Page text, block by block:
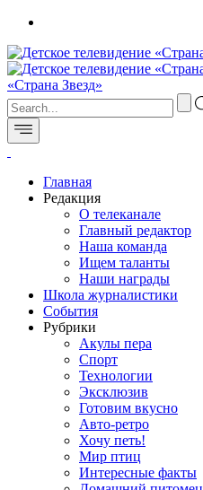
«Страна Звезд»
Главная
Редакция
О телеканале
Главный редактор
Наша команда
Ищем таланты
Наши награды
Школа журналистики
События
Рубрики
Акулы пера
Спорт
Технологии
Эксклюзив
Готовим вкусно
Авто-ретро
Хочу петь!
Мир птиц
Интересные факты